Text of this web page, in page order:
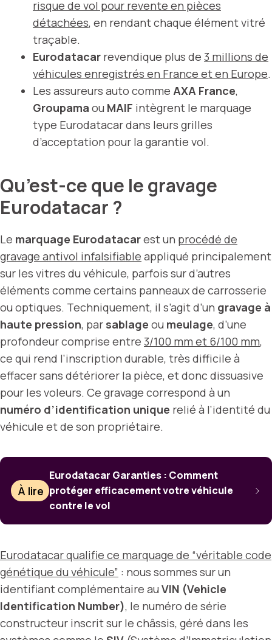
risque de vol pour revente en pièces
détachées, en rendant chaque élément vitré
traçable.
Eurodatacar revendique plus de 3 millions de
véhicules enregistrés en France et en Europe.
Les assureurs auto comme AXA France,
Groupama ou MAIF intègrent le marquage
type Eurodatacar dans leurs grilles
d’acceptation pour la garantie vol.
Qu’est-ce que le gravage
Eurodatacar ?
Le marquage Eurodatacarest un procédé de
gravage antivol infalsifiable appliqué principalement
sur les vitres du véhicule, parfois sur d’autres
éléments comme certains panneaux de carrosserie
ou optiques. Techniquement, il s’agit d’un gravage à
haute pression, par sablage ou meulage, d’une
profondeur comprise entre 3/100 mm et 6/100 mm,
ce qui rend l’inscription durable, très difficile à
effacer sans détériorer la pièce, et donc dissuasive
pour les voleurs. Ce gravage correspond à un
numéro d’identification unique relié à l’identité du
véhicule et de son propriétaire.
À lire
Eurodatacar Garanties : Comment
protéger efficacement votre véhicule
contre le vol
Eurodatacar qualifie ce marquage de “véritable code
génétique du véhicule” : nous sommes sur un
identifiant complémentaire au VIN (Vehicle
Identification Number), le numéro de série
constructeur inscrit sur le châssis, géré dans les